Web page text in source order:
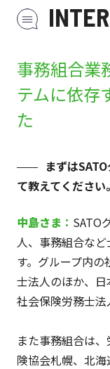
事務組合業
テムに依存
た
まずは
て教えてください。
中島さま ： SATO
人、事務組合な
す。グループ内
士法人のほか、
社会保険労務士法
また事務組合は
険協会札幌、北